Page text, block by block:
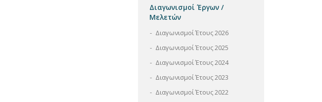
Διαγωνισμοί Έργων /
Μελετών
Διαγωνισμοί Έτους 2026
Διαγωνισμοί Έτους 2025
Διαγωνισμοί Έτους 2024
Διαγωνισμοί Έτους 2023
Διαγωνισμοί Έτους 2022